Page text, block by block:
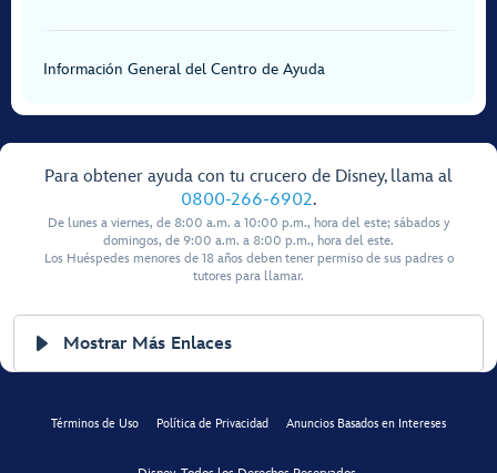
Información General del Centro de Ayuda
Para obtener ayuda con tu crucero de Disney, llama al
0800-266-6902.
De lunes a viernes, de 8:00 a.m. a 10:00 p.m., hora del este; sábados y
domingos, de 9:00 a.m. a 8:00 p.m., hora del este.
Los Huéspedes menores de 18 años deben tener permiso de sus padres o
tutores para llamar.
Mostrar Más Enlaces
Términos de Uso Política de Privacidad Anuncios Basados en Intereses